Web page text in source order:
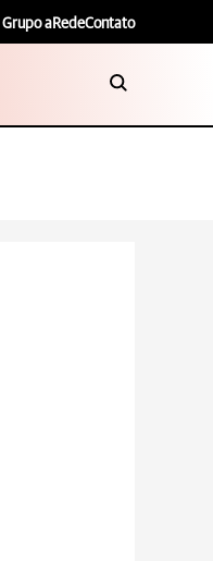
Grupo aRedeContato